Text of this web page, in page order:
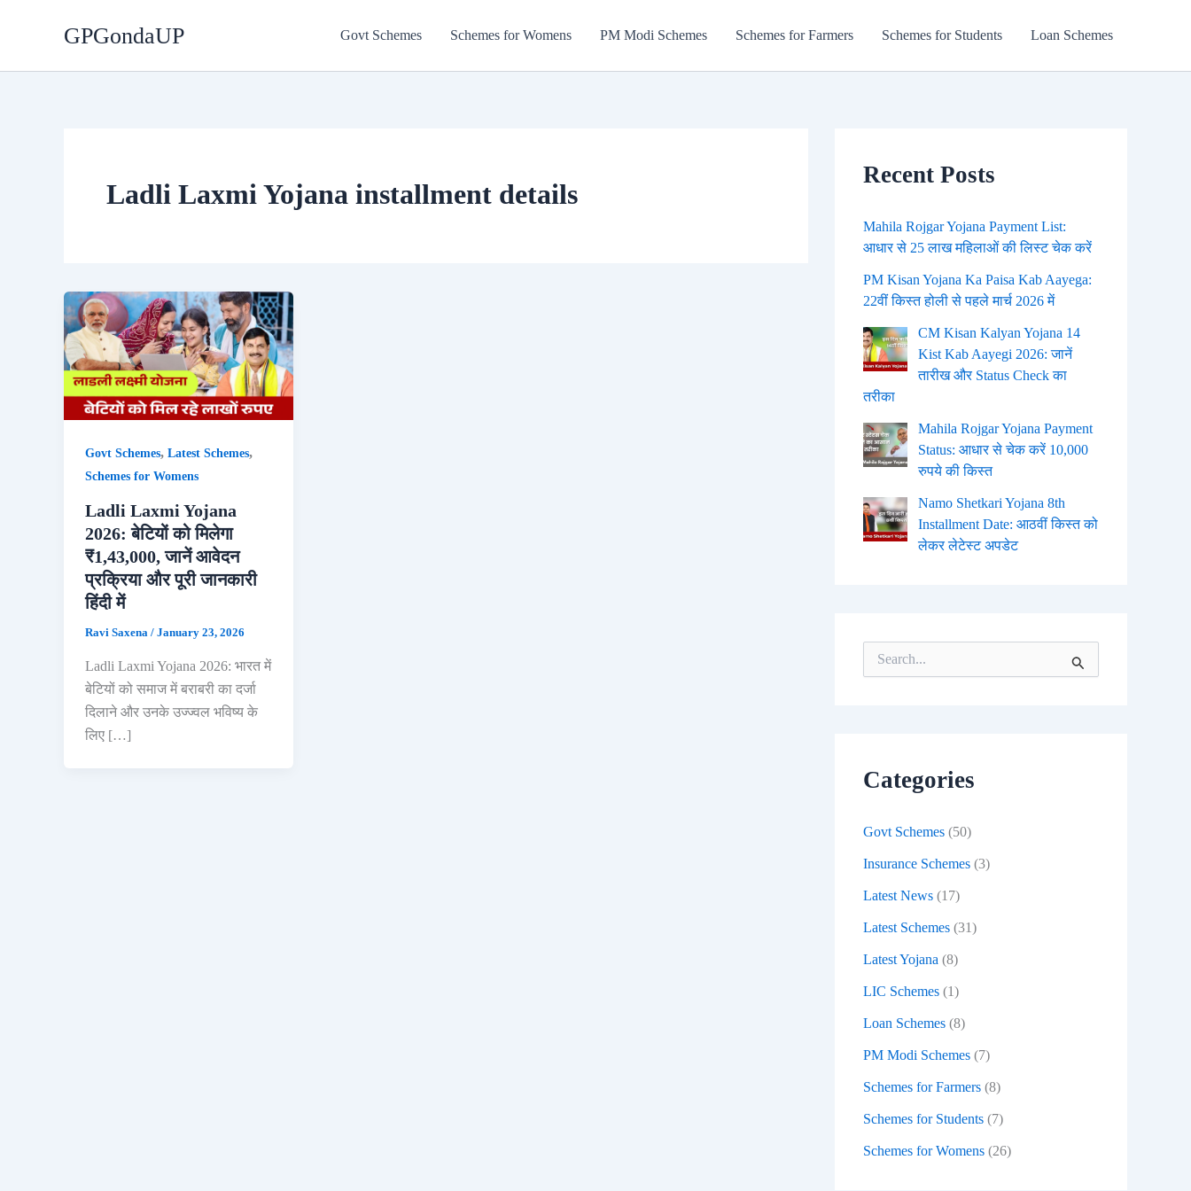
GPGondaUP Govt Schemes Schemes for Womens PM Modi Schemes Schemes for Farmers Schemes for Students Loan Schemes
Ladli Laxmi Yojana installment details
Govt Schemes, Latest Schemes,
Schemes for Womens
Ladli Laxmi Yojana
2026: बेटियों को मिलेगा
₹1,43,000, जानें आवेदन
प्रक्रिया और पूरी जानकारी
हिंदी में
Ravi Saxena / January 23, 2026
Ladli Laxmi Yojana 2026: भारत में
बेटियों को समाज में बराबरी का दर्जा
दिलाने और उनके उज्ज्वल भविष्य के
लिए […]
Recent Posts
Mahila Rojgar Yojana Payment List:
आधार से 25 लाख महिलाओं की लिस्ट चेक करें
PM Kisan Yojana Ka Paisa Kab Aayega:
22वीं किस्त होली से पहले मार्च 2026 में
CM Kisan Kalyan Yojana 14
Kist Kab Aayegi 2026: जानें
तारीख और Status Check का
तरीका
Mahila Rojgar Yojana Payment
Status: आधार से चेक करें 10,000
रुपये की किस्त
Namo Shetkari Yojana 8th
Installment Date: आठवीं किस्त को
लेकर लेटेस्ट अपडेट
o
Categories
Govt Schemes (50)
Insurance Schemes (3)
Latest News (17)
Latest Schemes (31)
Latest Yojana (8)
LIC Schemes (1)
Loan Schemes (8)
PM Modi Schemes (7)
Schemes for Farmers (8)
Schemes for Students (7)
Schemes for Womens (26)